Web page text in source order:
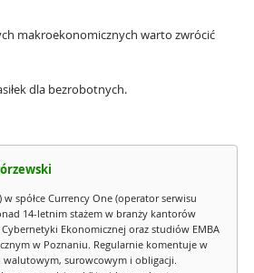
makroekonomicznych warto zwrócić
dla bezrobotnych.
spółce Currency One (operator serwisu
14-letnim stażem w branży kantorów
Ekonomicznej oraz studiów EMBA
w Poznaniu. Regularnie komentuje w
walutowym, surowcowym i obligacji.